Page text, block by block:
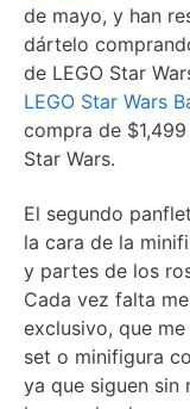
de mayo, y han
dártelo
de LEGO Star
LEGO Star Wars
compra de
Star Wars.
El segundo
la cara de la
y partes de los
Cada vez falta
exclusivo, que
set o minifigura
ya que siguen sin